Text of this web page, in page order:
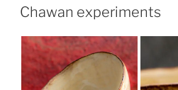
AM
Chawan experiments